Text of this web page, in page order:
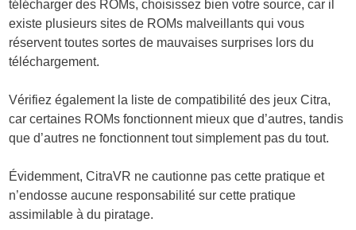
télécharger des ROMs, choisissez bien votre source, car il
existe plusieurs sites de ROMs malveillants qui vous
réservent toutes sortes de mauvaises surprises lors du
téléchargement.
Vérifiez également la liste de compatibilité des jeux Citra,
car certaines ROMs fonctionnent mieux que d’autres, tandis
que d’autres ne fonctionnent tout simplement pas du tout.
Évidemment, CitraVR ne cautionne pas cette pratique et
n’endosse aucune responsabilité sur cette pratique
assimilable à du piratage.